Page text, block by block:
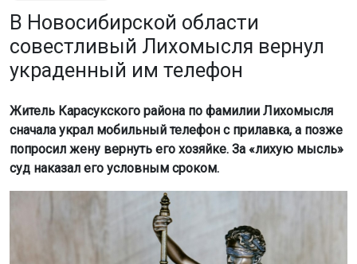
В Новосибирской области
совестливый Лихомысля вернул
украденный им телефон
Житель Карасукского района по фамилии Лихомысля
сначала украл мобильный телефон с прилавка, а позже
попросил жену вернуть его хозяйке. За «лихую мысль»
суд наказал его условным сроком.